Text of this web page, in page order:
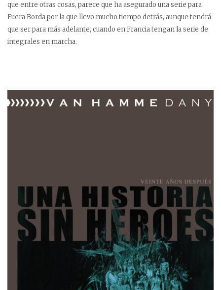
que entre otras cosas, parece que ha asegurado una serie para
Fuera Borda por la que llevo mucho tiempo detrás, aunque tendrá
que ser para más adelante, cuando en Francia tengan la serie de
integrales en marcha.